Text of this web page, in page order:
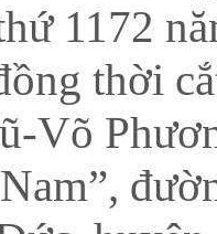
1172
thời
Võ